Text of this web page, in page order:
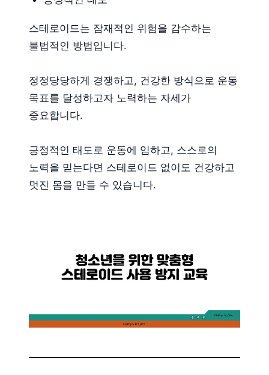
스테로이드는 잠재적인 위험을 감수하는
불법적인 방법입니다.
정정당당하게 경쟁하고, 건강한 방식으로 운동
목표를 달성하고자 노력하는 자세가
중요합니다.
긍정적인 태도로 운동에 임하고, 스스로의
노력을 믿는다면 스테로이드 없이도 건강하고
멋진 몸을 만들 수 있습니다.